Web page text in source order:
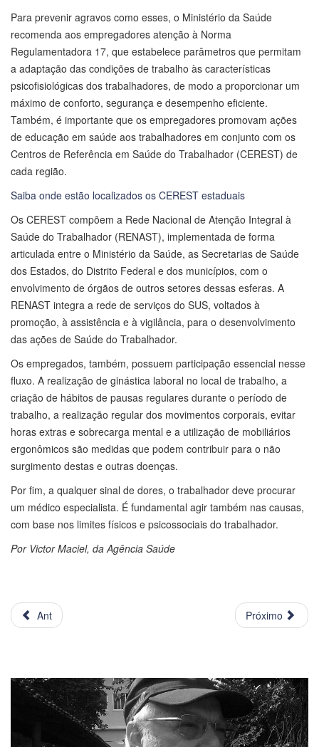
Para prevenir agravos como esses, o Ministério da Saúde
recomenda aos empregadores atenção à Norma
Regulamentadora 17, que estabelece parâmetros que permitam
a adaptação das condições de trabalho às características
psicofisiológicas dos trabalhadores, de modo a proporcionar um
máximo de conforto, segurança e desempenho eficiente.
Também, é importante que os empregadores promovam ações
de educação em saúde aos trabalhadores em conjunto com os
Centros de Referência em Saúde do Trabalhador (CEREST) de
cada região.
Saiba onde estão localizados os CEREST estaduais
Os CEREST compõem a Rede Nacional de Atenção Integral à
Saúde do Trabalhador (RENAST), implementada de forma
articulada entre o Ministério da Saúde, as Secretarias de Saúde
dos Estados, do Distrito Federal e dos municípios, com o
envolvimento de órgãos de outros setores dessas esferas. A
RENAST integra a rede de serviços do SUS, voltados à
promoção, à assistência e à vigilância, para o desenvolvimento
das ações de Saúde do Trabalhador.
Os empregados, também, possuem participação essencial nesse
fluxo. A realização de ginástica laboral no local de trabalho, a
criação de hábitos de pausas regulares durante o período de
trabalho, a realização regular dos movimentos corporais, evitar
horas extras e sobrecarga mental e a utilização de mobiliários
ergonômicos são medidas que podem contribuir para o não
surgimento destas e outras doenças.
Por fim, a qualquer sinal de dores, o trabalhador deve procurar
um médico especialista. É fundamental agir também nas causas,
com base nos limites físicos e psicossociais do trabalhador.
Por Victor Maciel, da Agência Saúde
Ant Próximo